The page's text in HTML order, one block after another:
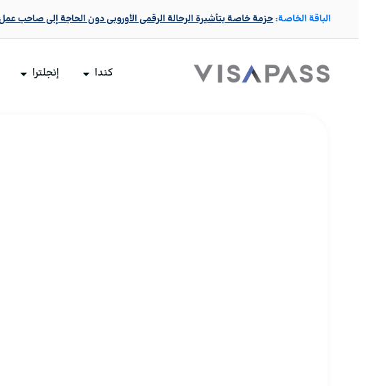
الباقة الخاصة:حزمة خاصة بتأشيرة الرحالة الرقمي الأوروبي دون الحاجة إلى صاحب
كندا إنجلترا